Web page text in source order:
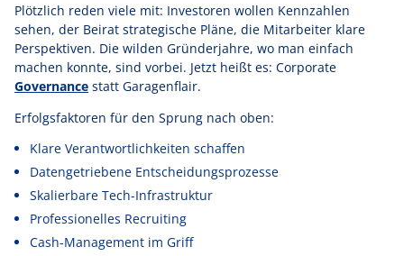
Plötzlich reden viele mit: Investoren wollen Kennzahlen
sehen, der Beirat strategische Pläne, die Mitarbeiter klare
Perspektiven. Die wilden Gründerjahre, wo man einfach
machen konnte, sind vorbei. Jetzt heißt es: Corporate
Governance statt Garagenflair.
Erfolgsfaktoren für den Sprung nach oben:
Klare Verantwortlichkeiten schaffen
Datengetriebene Entscheidungsprozesse
Skalierbare Tech-Infrastruktur
Professionelles Recruiting
Cash-Management im Griff